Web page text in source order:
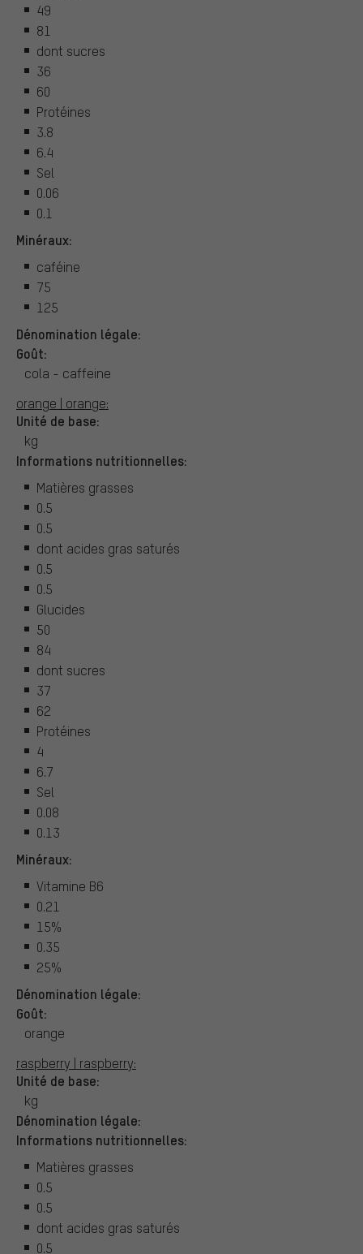
49
81
dont sucres
36
60
Protéines
3.8
6.4
Sel
0.06
0.1
Minéraux:
caféine
75
125
Dénomination légale:
Goût:
cola - caffeine
orange | orange:
Unité de base:
kg
Informations nutritionnelles:
Matières grasses
0.5
0.5
dont acides gras saturés
0.5
0.5
Glucides
50
84
dont sucres
37
62
Protéines
4
6.7
Sel
0.08
0.13
Minéraux:
Vitamine B6
0.21
15%
0.35
25%
Dénomination légale:
Goût:
orange
raspberry | raspberry:
Unité de base:
kg
Dénomination légale:
Informations nutritionnelles:
Matières grasses
0.5
0.5
dont acides gras saturés
0.5